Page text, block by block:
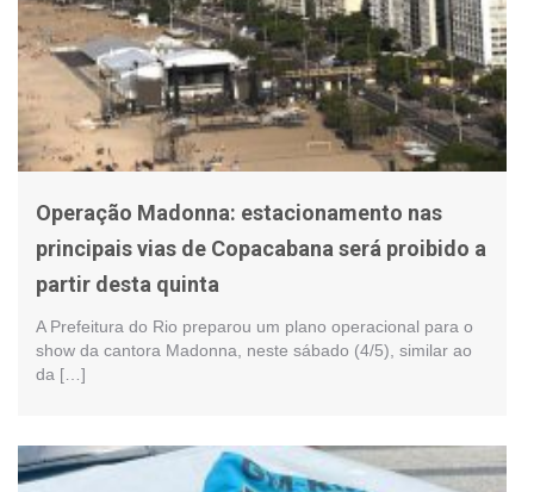
Operação Madonna: estacionamento nas
principais vias de Copacabana será proibido a
partir desta quinta
A Prefeitura do Rio preparou um plano operacional para o
show da cantora Madonna, neste sábado (4/5), similar ao
da […]